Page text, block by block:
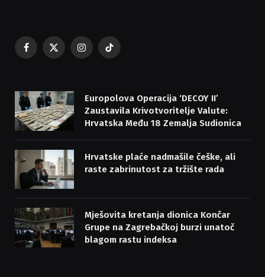
Facebook
X
Instagram
TikTok
Europolova Operacija ‘DECOY II’
Zaustavila Krivotvoritelje Valute:
Hrvatska Među 18 Zemalja Sudionica
Hrvatske plaće nadmašile češke, ali
raste zabrinutost za tržište rada
Mješovita kretanja dionica Končar
Grupe na Zagrebačkoj burzi unatoč
blagom rastu indeksa